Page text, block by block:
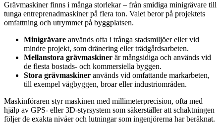
Grävmaskiner finns i många storlekar – från smidiga minigrävare till
tunga entreprenadmaskiner på flera ton. Valet beror på projektets
omfattning och utrymmet på byggplatsen.
Minigrävare används ofta i trånga stadsmiljöer eller vid
mindre projekt, som dränering eller trädgårdsarbeten.
Mellanstora grävmaskiner är mångsidiga och används vid
de flesta bostads- och kommersiella byggen.
Stora grävmaskiner används vid omfattande markarbeten,
till exempel vägbyggen, broar eller industriområden.
Maskinföraren styr maskinen med millimeterprecision, ofta med
hjälp av GPS- eller 3D-styrsystem som säkerställer att schaktningen
följer de exakta nivåer och lutningar som ingenjörerna har beräknat.